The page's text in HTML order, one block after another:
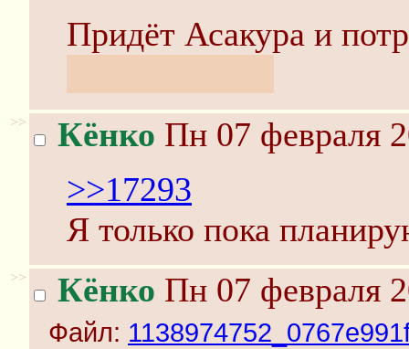
Придёт Асакура и
>> Кёнко Пн 07 февраля
>>17293
Я только пока
>> Кёнко Пн 07 февраля
Файл: